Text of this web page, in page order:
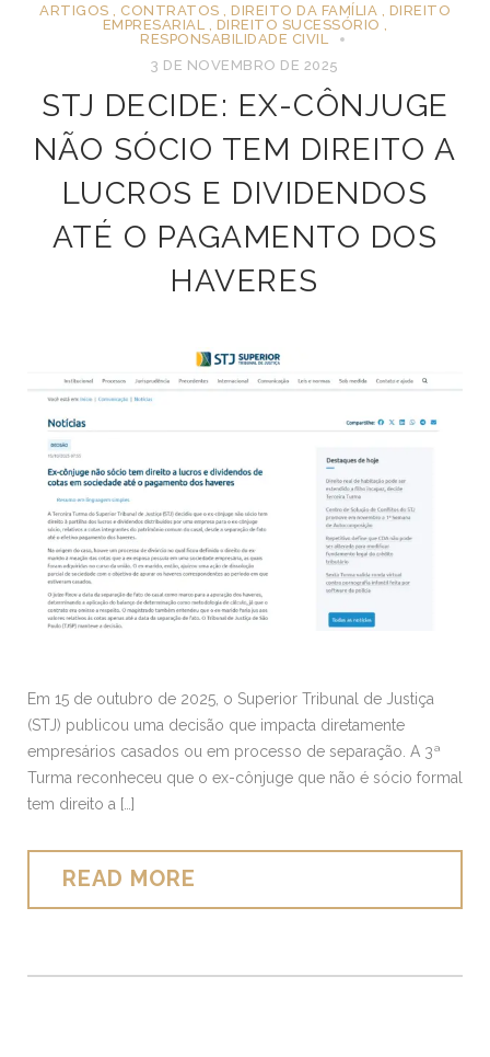
ARTIGOS CONTRATOS DIREITO DA FAMÍLIA
DIREITO
EMPRESARIAL
DIREITO SUCESSÓRIO
RESPONSABILIDADE CIVIL
3 DE NOVEMBRO DE 2025
STJ DECIDE: EX-CÔNJUGE
NÃO SÓCIO TEM DIREITO A
LUCROS E DIVIDENDOS
ATÉ O PAGAMENTO DOS
HAVERES
Em 15 de outubro de 2025, o Superior Tribunal de Justiça
(STJ) publicou uma decisão que impacta diretamente
empresários casados ou em processo de separação. A 3ª
Turma reconheceu que o ex-cônjuge que não é sócio formal
tem direito a […]
READ MORE